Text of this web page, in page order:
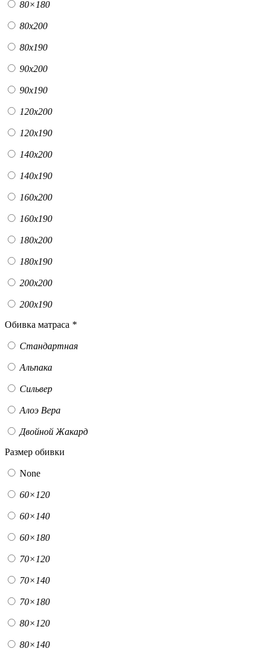
80×180
80х200
80х190
90х200
90х190
120х200
120х190
140х200
140х190
160х200
160х190
180х200
180х190
200х200
200х190
Обивка матраса *
Стандартная
Альпака
Сильвер
Алоэ Вера
Двойной Жакард
Размер обивки
None
60×120
60×140
60×180
70×120
70×140
70×180
80×120
80×140